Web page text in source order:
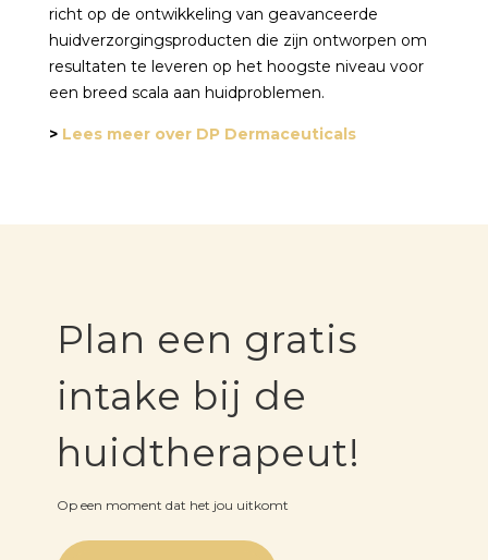
richt op de ontwikkeling van geavanceerde
huidverzorgingsproducten die zijn ontworpen om
resultaten te leveren op het hoogste niveau voor
een breed scala aan huidproblemen.
> Lees meer over DP Dermaceuticals
Plan een gratis
intake bij de
huidtherapeut!
Op een moment dat het jou uitkomt